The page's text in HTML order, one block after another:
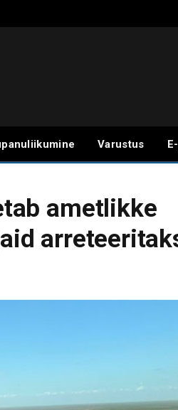
Varustus
ametlikke